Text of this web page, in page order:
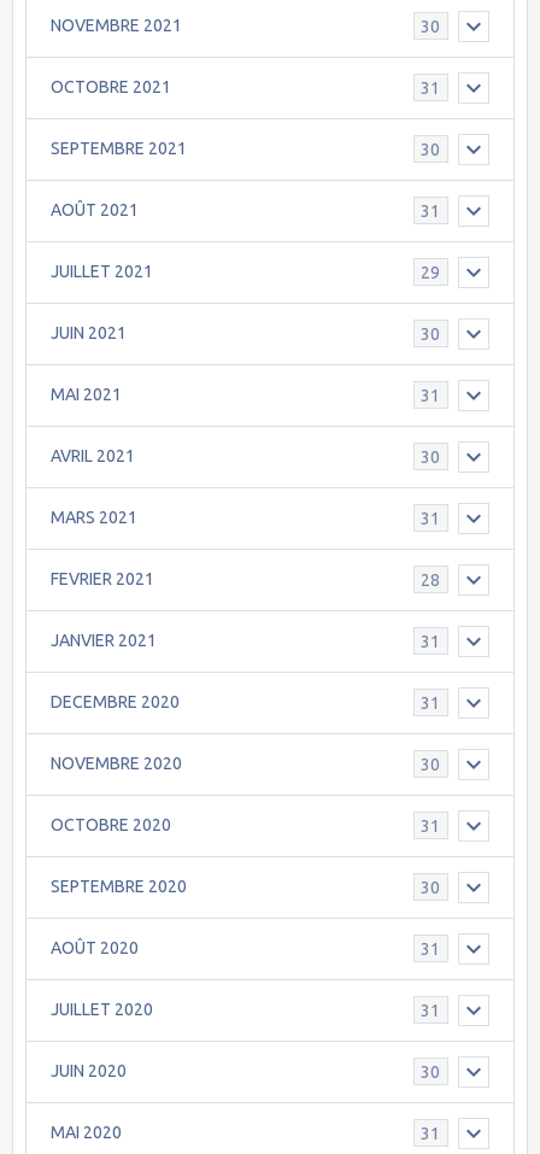
NOVEMBRE 2021 30
OCTOBRE 2021 31
SEPTEMBRE 2021 30
AOÛT 2021 31
JUILLET 2021 29
JUIN 2021 30
MAI 2021 31
AVRIL 2021 30
MARS 2021 31
FEVRIER 2021 28
JANVIER 2021 31
DECEMBRE 2020 31
NOVEMBRE 2020 30
OCTOBRE 2020 31
SEPTEMBRE 2020 30
AOÛT 2020 31
JUILLET 2020 31
JUIN 2020 30
MAI 2020 31